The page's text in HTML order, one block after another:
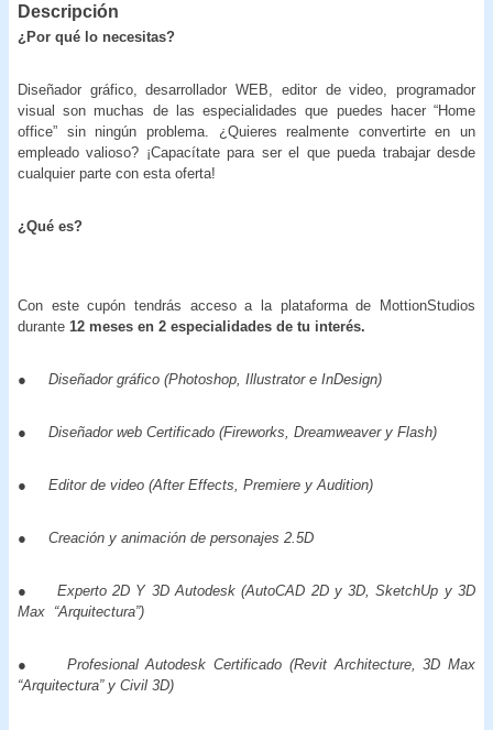
Descripción
¿Por qué lo necesitas?
Diseñador gráfico, desarrollador WEB, editor de video, programador
visual son muchas de las especialidades que puedes hacer “Home
office” sin ningún problema. ¿Quieres realmente convertirte en un
empleado valioso? ¡Capacítate para ser el que pueda trabajar desde
cualquier parte con esta oferta!
¿Qué es?
Con este cupón tendrás acceso a la plataforma de MottionStudios
durante 12 meses en 2 especialidades de tu interés.
● Diseñador gráfico (Photoshop, Illustrator e InDesign)
● Diseñador web Certificado (Fireworks, Dreamweaver y Flash)
● Editor de video (After Effects, Premiere y Audition)
● Creación y animación de personajes 2.5D
● Experto 2D Y 3D Autodesk (AutoCAD 2D y 3D, SketchUp y 3D
Max “Arquitectura”)
● Profesional Autodesk Certificado (Revit Architecture, 3D Max
“Arquitectura” y Civil 3D)